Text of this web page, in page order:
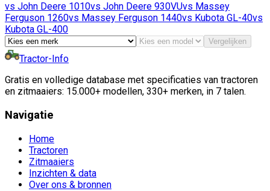
vs John Deere 1010vs John Deere 930VUvs Massey
Ferguson 1260vs Massey Ferguson 1440vs Kubota GL-40vs
Kubota GL-400
Vergelijken
Tractor-Info
Gratis en volledige database met specificaties van tractoren
en zitmaaiers: 15.000+ modellen, 330+ merken, in 7 talen.
Navigatie
Home
Tractoren
Zitmaaiers
Inzichten & data
Over ons & bronnen